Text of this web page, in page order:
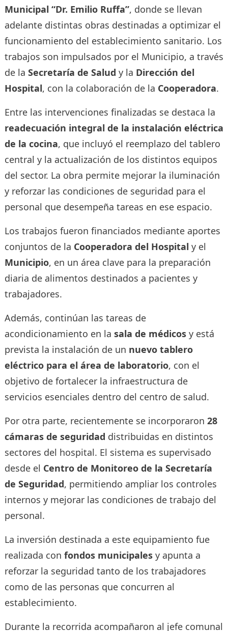
Municipal “Dr. Emilio Ruffa”, donde se llevan
adelante distintas obras destinadas a optimizar el
funcionamiento del establecimiento sanitario. Los
trabajos son impulsados por el Municipio, a través
de la Secretaría de Salud y la Dirección del
Hospital, con la colaboración de la Cooperadora.
Entre las intervenciones finalizadas se destaca la
readecuación integral de la instalación eléctrica
de la cocina, que incluyó el reemplazo del tablero
central y la actualización de los distintos equipos
del sector. La obra permite mejorar la iluminación
y reforzar las condiciones de seguridad para el
personal que desempeña tareas en ese espacio.
Los trabajos fueron financiados mediante aportes
conjuntos de la Cooperadora del Hospital y el
Municipio, en un área clave para la preparación
diaria de alimentos destinados a pacientes y
trabajadores.
Además, continúan las tareas de
acondicionamiento en la sala de médicosy está
prevista la instalación de un nuevo tablero
eléctrico para el área de laboratorio, con el
objetivo de fortalecer la infraestructura de
servicios esenciales dentro del centro de salud.
Por otra parte, recientemente se incorporaron 28
cámaras de seguridad distribuidas en distintos
sectores del hospital. El sistema es supervisado
desde el Centro de Monitoreo de la Secretaría
de Seguridad, permitiendo ampliar los controles
internos y mejorar las condiciones de trabajo del
personal.
La inversión destinada a este equipamiento fue
realizada con fondos municipalesy apunta a
reforzar la seguridad tanto de los trabajadores
como de las personas que concurren al
establecimiento.
Durante la recorrida acompañaron al jefe comunal